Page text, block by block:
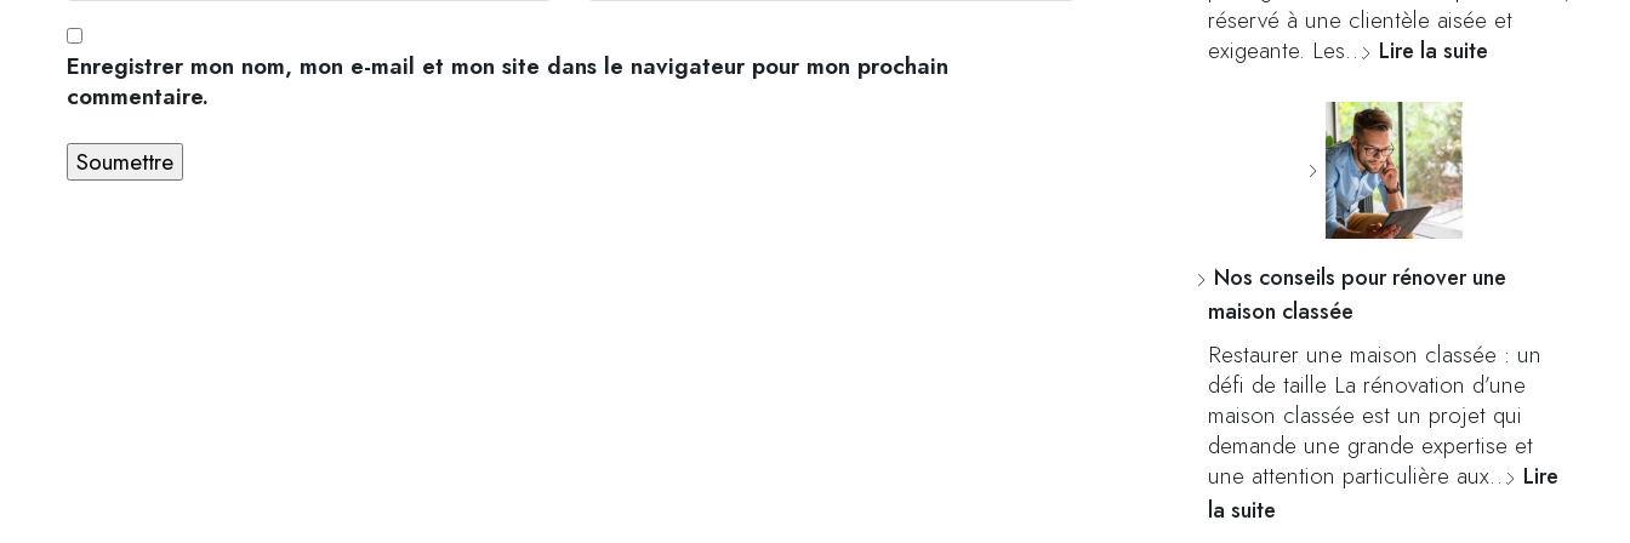
Enregistrer mon nom, mon e-mail et mon site dans le navigateur pour mon prochain
commentaire.
réservé à une clientèle aisée et
exigeante. Les… Lire la suite
Nos conseils pour rénover une
maison classée
Restaurer une maison classée : un
défi de taille La rénovation d’une
maison classée est un projet qui
demande une grande expertise et
une attention particulière aux… Lire
la suite